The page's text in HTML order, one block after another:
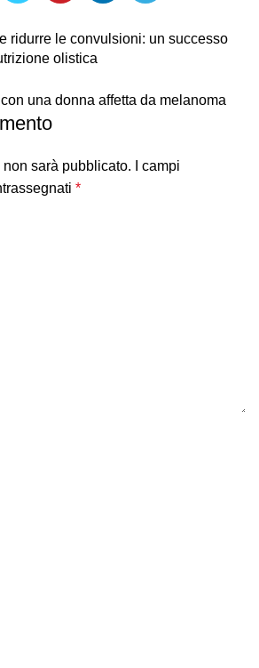
ridurre le convulsioni: un successo
olistica
una donna affetta da melanoma
non sarà pubblicato.
I campi
*